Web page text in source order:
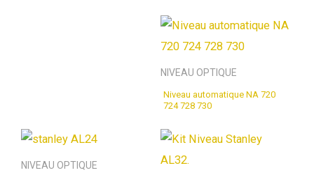
NIVEAU OPTIQUE
Niveau automatique NA 720
724 728 730
NIVEAU OPTIQUE